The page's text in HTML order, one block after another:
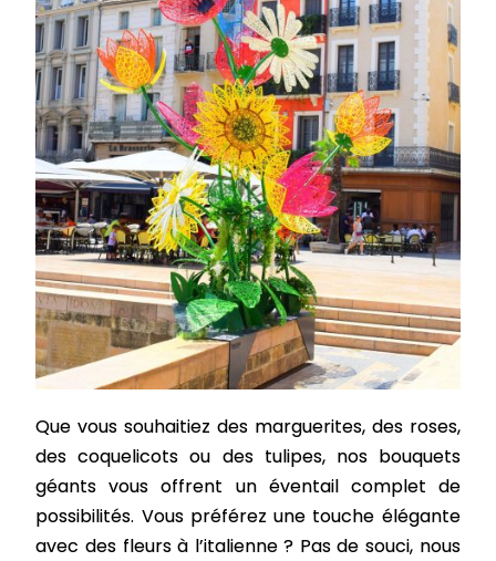
Que vous souhaitiez des marguerites, des roses,
des coquelicots ou des tulipes,nos bouquets
géants vous offrent un éventail complet de
possibilités. Vous préférez une touche élégante
avec des fleurs à l’italienne? Pas de souci, nous